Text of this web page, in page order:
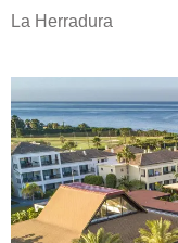
La Herradura